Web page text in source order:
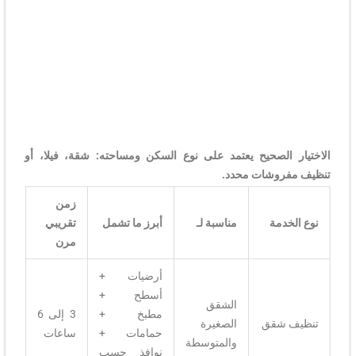
الاختيار الصحيح يعتمد على نوع السكن ومساحته: شقة، فيلا، أو
تنظيف مفروشات محدد.
نوع الخدمة مناسبة لـ أبرز ما تشمل
زمن
تقريبي
مرن
تنظيف شقق
الشقق
الصغيرة
والمتوسطة
أرضيات +
أسطح +
مطبخ +
حمامات +
نوافذ حسب
3 إلى 6
ساعات